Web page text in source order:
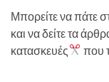
Μπορείτε να πάτε
και να δείτε τα
κατασκευές
που